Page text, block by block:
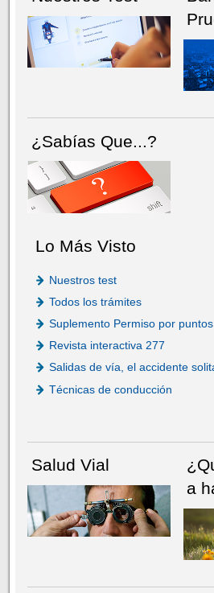
¿Sabías Que...?
Lo Más Visto
Nuestros test
Todos los trámites
Suplemento Permiso por puntos
Revista interactiva 277
Salidas de vía, el accidente
Técnicas de conducción
Salud Vial
a